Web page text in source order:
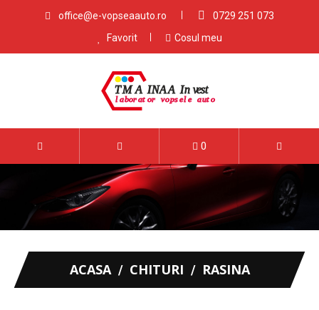
office@e-vopseaauto.ro
0729 251 073
Favorit
Cosul meu
0
ACASA CHITURI RASINA